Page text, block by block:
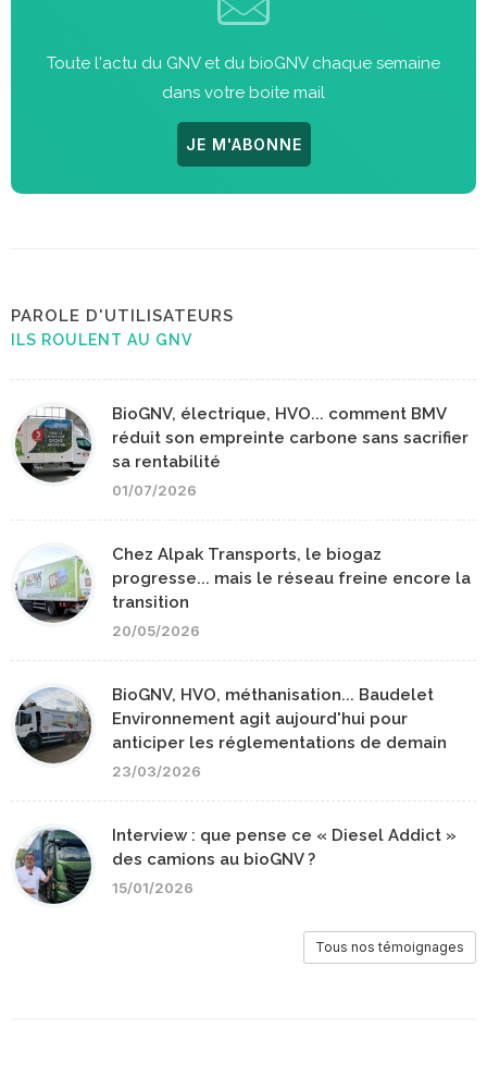
Toute l'actu du GNV et du bioGNV chaque semaine
dans votre boite mail
JE M'ABONNE
PAROLE D'UTILISATEURS
ILS ROULENT AU GNV
BioGNV, électrique, HVO... comment BMV
réduit son empreinte carbone sans sacrifier
sa rentabilité
01/07/2026
Chez Alpak Transports, le biogaz
progresse... mais le réseau freine encore la
transition
20/05/2026
BioGNV, HVO, méthanisation... Baudelet
Environnement agit aujourd'hui pour
anticiper les réglementations de demain
23/03/2026
Interview : que pense ce « Diesel Addict »
des camions au bioGNV ?
15/01/2026
Tous nos témoignages